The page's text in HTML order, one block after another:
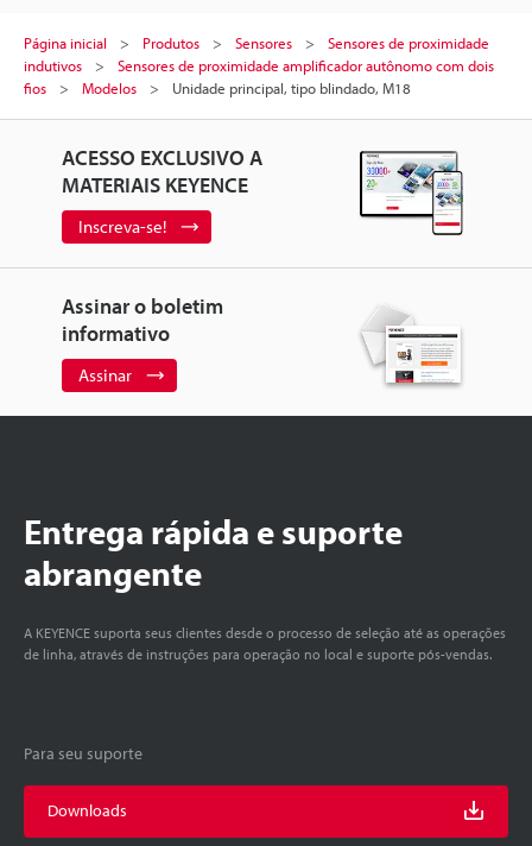
Página inicial Produtos Sensores
Sensores de proximidade
indutivos
Sensores de proximidade amplificador autônomo com dois
fios
Modelos Unidade principal, tipo blindado, M18
ACESSO EXCLUSIVO A
MATERIAIS KEYENCE
Inscreva-se!
Assinar o boletim
informativo
Assinar
Entrega rápida e suporte
abrangente
A KEYENCE suporta seus clientes desde o processo de seleção até as operações
de linha, através de instruções para operação no local e suporte pós-vendas.
Para seu suporte
Downloads